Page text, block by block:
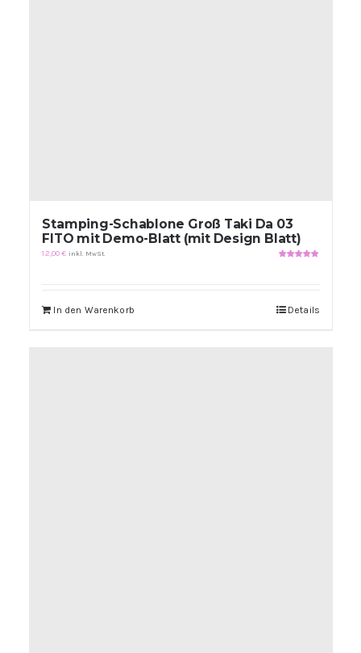
Stamping-Schablone Groß Taki Da 03
FITO mit Demo-Blatt (mit Design Blatt)
12,00€ inkl. MwSt.
In den Warenkorb Details